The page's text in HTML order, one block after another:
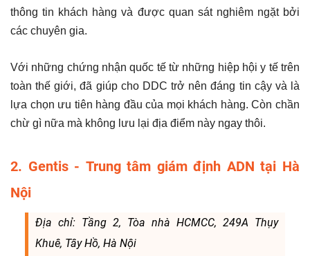
thông tin khách hàng và được quan sát nghiêm ngặt bởi
các chuyên gia.
Với những chứng nhận quốc tế từ những hiệp hội y tế trên
toàn thế giới, đã giúp cho DDC trở nên đáng tin cậy và là
lựa chọn ưu tiên hàng đầu của mọi khách hàng. Còn chần
chừ gì nữa mà không lưu lại địa điểm này ngay thôi.
2. Gentis - Trung tâm giám định ADN tại Hà
Nội
Địa chỉ: Tầng 2, Tòa nhà HCMCC, 249A Thụy
Khuê, Tây Hồ, Hà Nội